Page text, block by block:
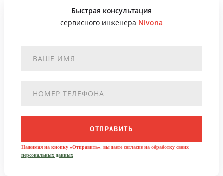
Быстрая консультация
сервисного инженера Nivona
ОТПРАВИТЬ
Нажимая на кнопку «Отправить», вы даете согласие на обработку своих
персональных данных